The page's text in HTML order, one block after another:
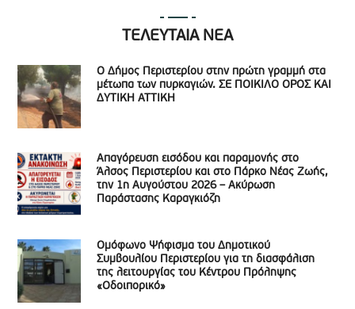
ΤΕΛΕΥΤΑΙΑ ΝΕΑ
Ο Δήμος Περιστερίου στην πρώτη γραμμή στα
μέτωπα των πυρκαγιών. ΣΕ ΠΟΙΚΙΛΟ ΟΡΟΣ ΚΑΙ
ΔΥΤΙΚΗ ΑΤΤΙΚΗ
Απαγόρευση εισόδου και παραμονής στο
Άλσος Περιστερίου και στο Πάρκο Νέας Ζωής,
την 1η Αυγούστου 2026 – Ακύρωση
Παράστασης Καραγκιόζη
Ομόφωνο Ψήφισμα του Δημοτικού
Συμβουλίου Περιστερίου για τη διασφάλιση
της λειτουργίας του Κέντρου Πρόληψης
«Οδοιπορικό»